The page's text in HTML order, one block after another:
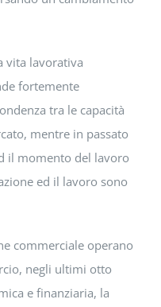
vita lavorativa
fortemente
tra le capacità
mentre in passato
il momento del lavoro
ed il lavoro sono
commerciale operano
negli ultimi otto
e finanziaria, la